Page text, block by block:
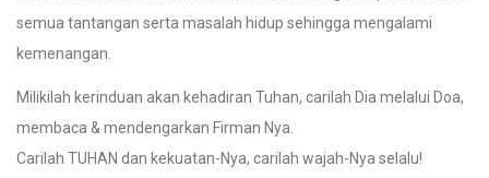
semua tantangan serta masalah hidup sehingga mengalami
kemenangan.
Milikilah kerinduan akan kehadiran Tuhan, carilah Dia melalui Doa,
membaca & mendengarkan Firman Nya.
Carilah TUHAN dan kekuatan-Nya, carilah wajah-Nya selalu!